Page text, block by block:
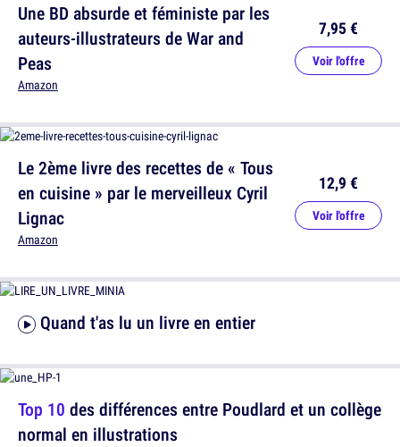
Une BD absurde et féministe par les
auteurs-illustrateurs de War and
Peas
Amazon
7,95 €
Voir l'offre
Quand t'as lu un livre en entier
Le 2ème livre des recettes de « Tous
en cuisine » par le merveilleux Cyril
Lignac
Amazon
12,9 €
Voir l'offre
Top 10 des différences entre Poudlard et un collège
normal en illustrations